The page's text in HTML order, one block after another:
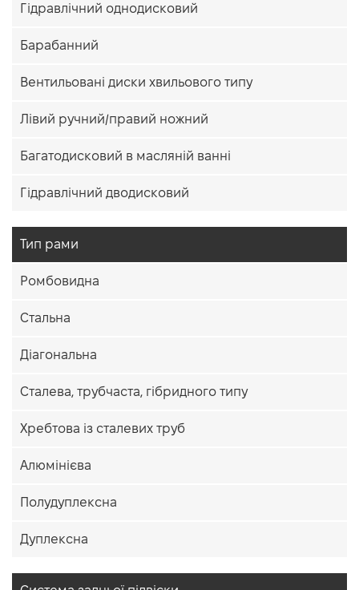
Гідравлічний однодисковий
Барабанний
Вентильовані диски хвильового типу
Лівий ручний/правий ножний
Багатодисковий в масляній ванні
Гідравлічний дводисковий
Тип рами
Ромбовидна
Стальна
Діагональна
Сталева, трубчаста, гібридного типу
Хребтова із сталевих труб
Алюмінієва
Полудуплексна
Дуплексна